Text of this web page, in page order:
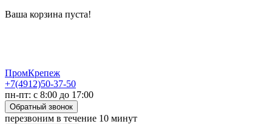
Ваша корзина пуста!
ПромКрепеж
+7(4912)50-37-50
пн-пт: с 8:00 до 17:00
Обратный звонок
перезвоним в течение 10 минут